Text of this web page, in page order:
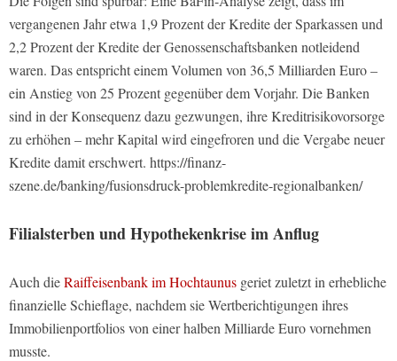
vergangenen Jahr etwa 1,9 Prozent der Kredite der Sparkassen und
2,2 Prozent der Kredite der Genossenschaftsbanken notleidend
waren. Das entspricht einem Volumen von 36,5 Milliarden Euro –
ein Anstieg von 25 Prozent gegenüber dem Vorjahr. Die Banken
sind in der Konsequenz dazu gezwungen, ihre Kreditrisikovorsorge
zu erhöhen – mehr Kapital wird eingefroren und die Vergabe neuer
Kredite damit erschwert. https://finanz-
szene.de/banking/fusionsdruck-problemkredite-regionalbanken/
Filialsterben und Hypothekenkrise im Anflug
Auch dieRaiffeisenbank im Hochtaunus geriet zuletzt in erhebliche
finanzielle Schieflage, nachdem sie Wertberichtigungen ihres
Immobilienportfolios von einer halben Milliarde Euro vornehmen
musste.